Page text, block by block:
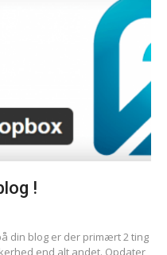
!
din blog er der primært 2 ting
end alt andet. Opdater